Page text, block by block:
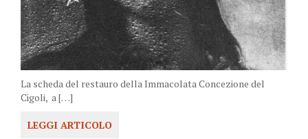
La scheda del restauro della Immacolata Concezione del
Cigoli, a […]
LEGGI ARTICOLO